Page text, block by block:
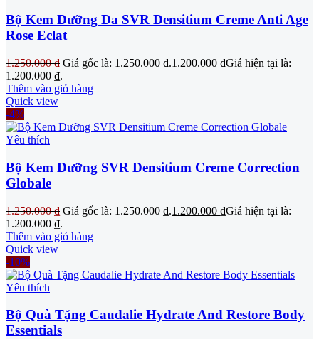
Bộ Kem Dưỡng Da SVR Densitium Creme Anti Age
Rose Eclat
1.250.000₫ Giá gốc là: 1.250.000 ₫.1.200.000 ₫Giá hiện tại là:
1.200.000 ₫.
Thêm vào giỏ hàng
Quick view
-4%
Yêu thích
Bộ Kem Dưỡng SVR Densitium Creme Correction
Globale
1.250.000₫ Giá gốc là: 1.250.000 ₫.1.200.000 ₫Giá hiện tại là:
1.200.000 ₫.
Thêm vào giỏ hàng
Quick view
-10%
Yêu thích
Bộ Quà Tặng Caudalie Hydrate And Restore Body
Essentials